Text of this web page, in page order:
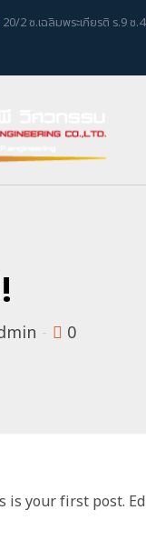
20/2 ซ.เฉลิมพระเกียรติ ร.9 ซ
0
is your first post.